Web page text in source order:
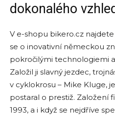
dokonalého
V e-shopu bikero.cz najdete
se o inovativní německou
pokročilými technologiemi
Založil ji slavný jezdec,
v cyklokrosu – Mike Kluge,
postaral o prestiž. Založení
1993, a i když se nejdříve